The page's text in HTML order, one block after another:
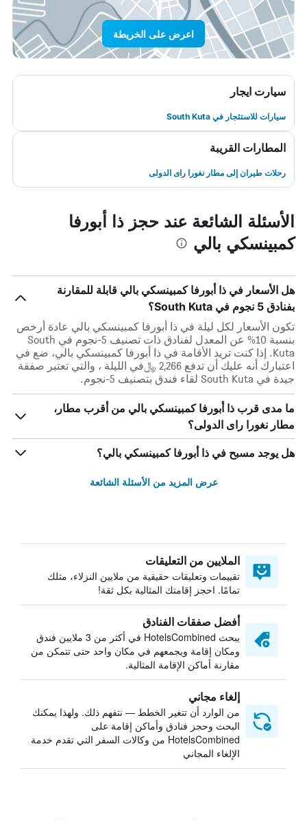
اعرض على الخريطة
سيارت ايجار
سيارات للاستئجار في South Kuta
المطارات القريبة
رحلات طيران إلى مطار نغورا راى الدولى
الأسئلة الشائعة عند حجز ذا أبورفا
كمبينسكي بالي
هل الأسعار في ذا أبورفا كمبينسكي بالي قابلة للمقارنة
بفنادق 5 نجوم في South Kuta؟
تكون الأسعار لكل ليلة في ذا أبورفا كمبينسكي بالي عادة أرخص
بنسبة 10% عن المعدل لفنادق ذات تصنيف 5-نجوم في South
Kuta. إذا كنت تريد الأقامة في ذا أبورفا كمبينسكي بالي، ضع في
اعتبارك أنه عليك أن تدفع 2,266 ﷼في الليلة ، والتي تعتبر صفقة
جيدة في South Kuta لقاء فندق بتصنيف 5-نجوم.
ما مدى قرب ذا أبورفا كمبينسكي بالي من أقرب مطار،
مطار نغورا راى الدولى؟
هل يوجد مسبح في ذا أبورفا كمبينسكي بالي؟
عرض المزيد من الأسئلة الشائعة
الملايين من التعليقات
تقييمات وتعليقات حقيقية من ملايين النزلاء، مثلك
تمامًا. احجز إقامتك المثالية بكل ثقة!
أفضل صفقات الفنادق
يبحث HotelsCombined في أكثر من 3 ملايين فندق
ومكان إقامة ويجمعهم في مكان واحد حتى تتمكن من
مقارنة أماكن الإقامة المثالية.
إلغاء مجاني
من الوارد أن تتغير الخطط — نتفهم ذلك. ولهذا يمكنك
البحث وحجز فنادق وأماكن إقامة على
HotelsCombined من وكالات السفر التي تقدم خدمة
الإلغاء المجاني